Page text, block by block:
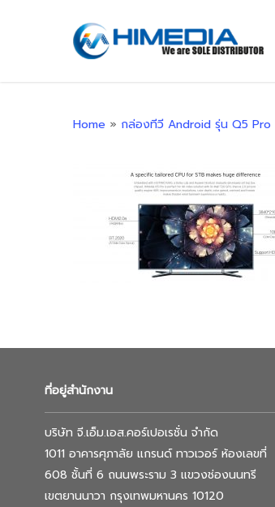
Home » กล่องทีวี Android รุ่น Q5 Pro
ที่อยู่สำนักงาน
บริษัท จี.เอ็ม.เอส.คอร์เปอเรชั่น จำกัด
1011 อาคารศุภาลัย แกรนด์ ทาวเวอร์ ห้องเลขที่
608 ชั้นที่ 6 ถนนพระราม 3 แขวงช่องนนทรี
เขตยานนาวา กรุงเทพมหานคร 10120